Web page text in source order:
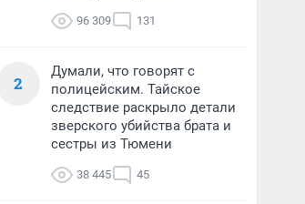
96 309 131
2
Думали, что говорят с
полицейским. Тайское
следствие раскрыло детали
зверского убийства брата и
сестры из Тюмени
38 445 45